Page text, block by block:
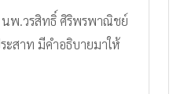
นพ.วรสิทธิ์ ศิริพรพาณิชย์
ะสาท มีคำอธิบายมาให้